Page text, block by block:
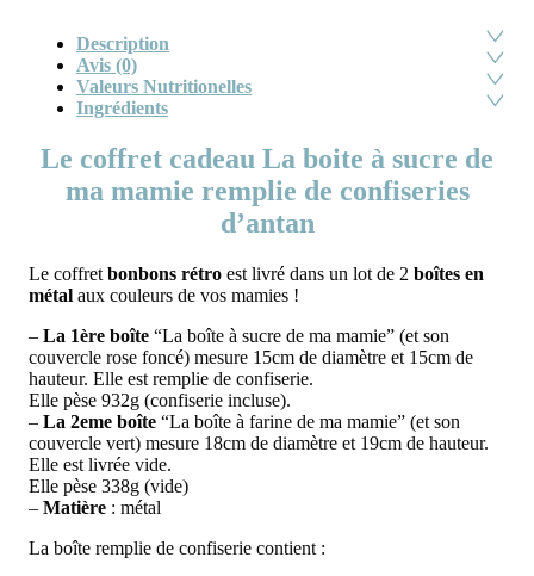
Description
Avis (0)
Valeurs Nutritionelles
Ingrédients
Le coffret cadeau La boite à sucre de
ma mamie remplie de confiseries
d’antan
Le coffret bonbons rétro est livré dans un lot de 2 boîtes en
métal aux couleurs de vos mamies !
– La 1ère boîte “La boîte à sucre de ma mamie” (et son
couvercle rose foncé) mesure 15cm de diamètre et 15cm de
hauteur. Elle est remplie de confiserie.
Elle pèse 932g (confiserie incluse).
– La 2eme boîte “La boîte à farine de ma mamie” (et son
couvercle vert) mesure 18cm de diamètre et 19cm de hauteur.
Elle est livrée vide.
Elle pèse 338g (vide)
– Matière : métal
La boîte remplie de confiserie contient :